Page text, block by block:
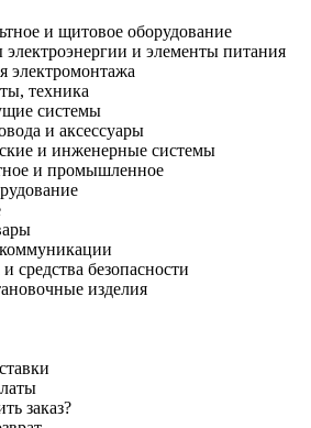
и щитовое оборудование
электроэнергии и элементы питания
электромонтажа
техника
системы
и аксессуары
и инженерные системы
и промышленное
средства безопасности
изделия
заказ?